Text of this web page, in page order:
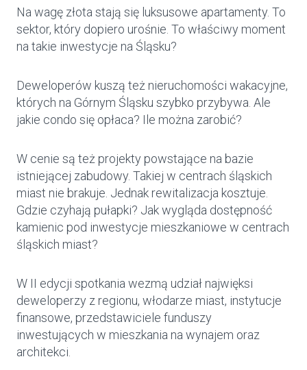
Na wagę złota stają się luksusowe apartamenty. To
sektor, który dopiero urośnie. To właściwy moment
na takie inwestycje na Śląsku?
Deweloperów kuszą też nieruchomości wakacyjne,
których na Górnym Śląsku szybko przybywa. Ale
jakie condo się opłaca? Ile można zarobić?
W cenie są też projekty powstające na bazie
istniejącej zabudowy. Takiej w centrach śląskich
miast nie brakuje. Jednak rewitalizacja kosztuje.
Gdzie czyhają pułapki? Jak wygląda dostępność
kamienic pod inwestycje mieszkaniowe w centrach
śląskich miast?
W II edycji spotkania wezmą udział najwięksi
deweloperzy z regionu, włodarze miast, instytucje
finansowe, przedstawiciele funduszy
inwestujących w mieszkania na wynajem oraz
architekci.